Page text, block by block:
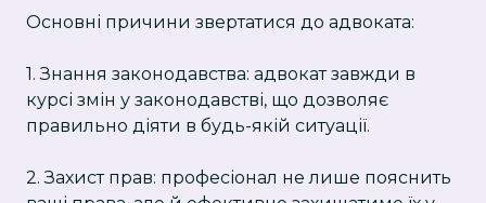
Основні причини звертатися до адвоката:
1. Знання законодавства: адвокат завжди в
курсі змін у законодавстві, що дозволяє
правильно діяти в будь-якій ситуації.
2. Захист прав: професіонал не лише пояснить